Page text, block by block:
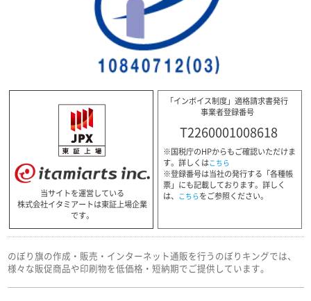
当サイトを運営している
株式会社イタミアートは東証上場企業
です。
「インボイス制度」適格請求書発行
事業者登録番号
T2260001008618
※国税庁のHPからもご確認いただけま
す。詳しくはこちら
※登録番号は当社の発行する「各種帳
票」にも記載しております。詳しく
は、 こちらをご参照ください。
のぼり旗の作成・販売・インターネット通販を行うのぼりキングでは、
様々な販促商品や印刷物を低価格・短納期でご提供しています。